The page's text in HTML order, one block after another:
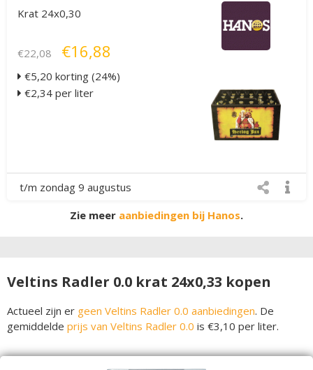
Krat 24x0,30
€22,08 €16,88
€5,20 korting (24%)
€2,34 per liter
t/m zondag 9 augustus
Zie meer aanbiedingen bij Hanos.
Veltins Radler 0.0 krat 24x0,33 kopen
Actueel zijn er geen Veltins Radler 0.0 aanbiedingen. De
gemiddelde prijs van Veltins Radler 0.0 is €3,10 per liter.